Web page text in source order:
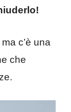
c’è una
che